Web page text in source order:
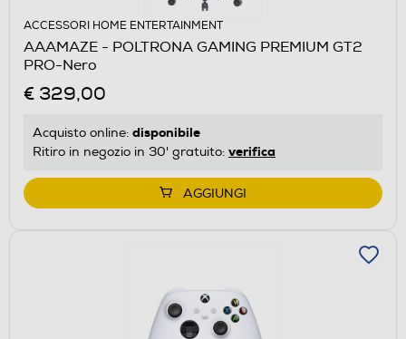
ACCESSORI HOME ENTERTAINMENT
AAAMAZE - POLTRONA GAMING PREMIUM GT2
PRO-Nero
€ 329,00
Acquisto online: disponibile
Ritiro in negozio in 30' gratuito: verifica
AGGIUNGI